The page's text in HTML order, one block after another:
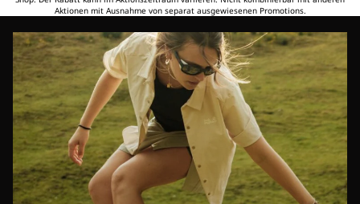
Aktionen mit Ausnahme von separat ausgewiesenen Promotions.